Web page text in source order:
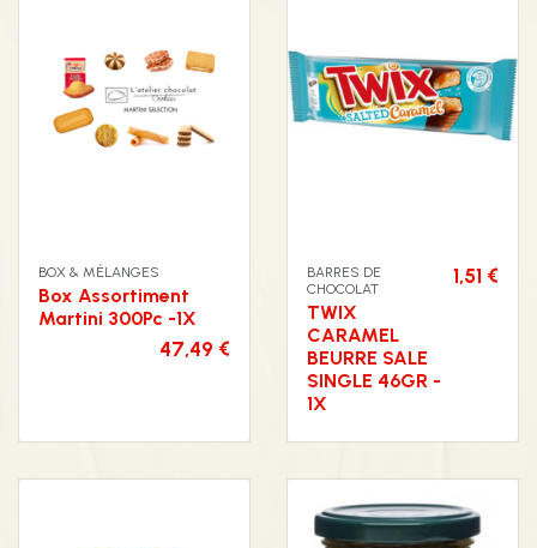
BOX & MÉLANGES
Box Assortiment
Martini 300Pc -1X
47,49 €
BARRES DE
CHOCOLAT
TWIX
CARAMEL
BEURRE SALE
SINGLE 46GR -
1X
1,51 €